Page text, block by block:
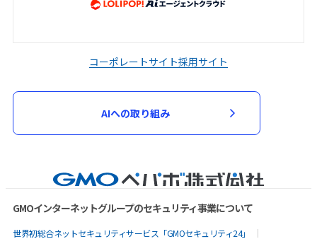
コーポレートサイト採用サイト
AIへの取り組み
GMOインターネットグループのセキュリティ事業について
世界初総合ネットセキュリティサービス「GMOセキュリティ24」